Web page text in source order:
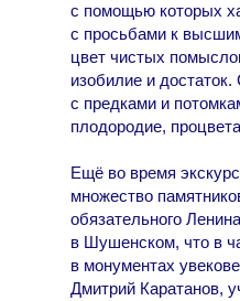
с помощью которых
с просьбами к
цвет чистых
изобилие и
с предками и
плодородие,
Ещё во время
множество
обязательного
в Шушенском, что в
в монументах
Дмитрий Каратанов,